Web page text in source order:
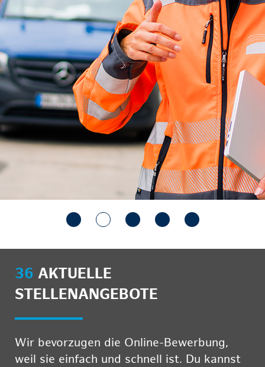
36 AKTUELLE
STELLENANGEBOTE
Wir bevorzugen die Online-Bewerbung,
weil sie einfach und schnell ist. Du kannst